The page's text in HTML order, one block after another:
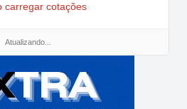
carregar cotações
Atualizando...